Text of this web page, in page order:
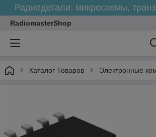
Радиодетали: микросхемы,
RadiomasterShop
Каталог Товаров Электронные